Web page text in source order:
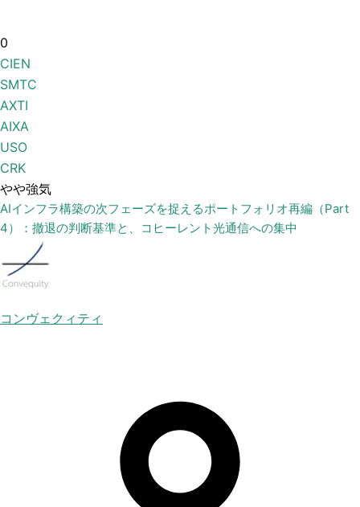
0
CIEN
SMTC
AXTI
AIXA
USO
CRK
やや強気
AIインフラ構築の次フェーズを捉えるポートフォリオ再編（Part
4）：撤退の判断基準と、コヒーレント光通信への集中
コンヴェクィティ